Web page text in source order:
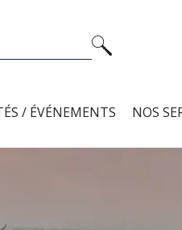
/ ÉVÉNEMENTS NOS